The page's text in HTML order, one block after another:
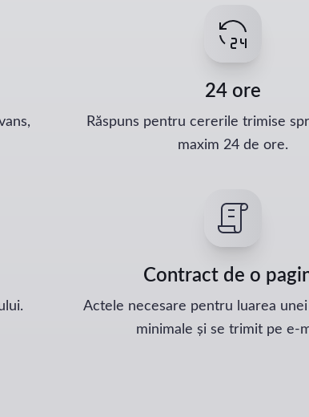
24 ore
Răspuns pentru cererile trimise
maxim 24 de ore.
Contract de o
Actele necesare pentru luarea
minimale și se trimit pe e-